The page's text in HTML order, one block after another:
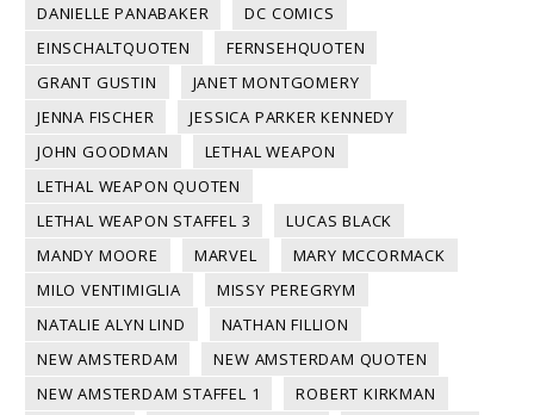
DANIELLE PANABAKER
DC COMICS
EINSCHALTQUOTEN
FERNSEHQUOTEN
GRANT GUSTIN
JANET MONTGOMERY
JENNA FISCHER
JESSICA PARKER KENNEDY
JOHN GOODMAN
LETHAL WEAPON
LETHAL WEAPON QUOTEN
LETHAL WEAPON STAFFEL 3
LUCAS BLACK
MANDY MOORE
MARVEL
MARY MCCORMACK
MILO VENTIMIGLIA
MISSY PEREGRYM
NATALIE ALYN LIND
NATHAN FILLION
NEW AMSTERDAM
NEW AMSTERDAM QUOTEN
NEW AMSTERDAM STAFFEL 1
ROBERT KIRKMAN